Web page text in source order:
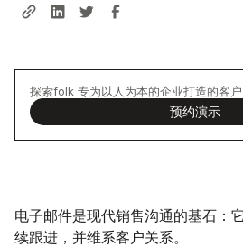
探索folk 专为以人为本的企业打造的客
预约演示
电子邮件是现代销售沟通的基石：
续跟进，并维系客户关系。